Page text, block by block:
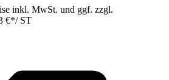
inkl. MwSt. und ggf. zzgl.
€*/ ST